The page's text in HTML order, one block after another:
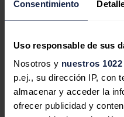
Consentimiento
Uso responsable de sus
Nosotros y nuestros
p.ej., su dirección IP, con
almacenar y acceder la
ofrecer publicidad y
"Si es necesario, esta lista de
portavoz de la Presidencia rusa,
prensa telefónica diaria.
Noticias relacionadas